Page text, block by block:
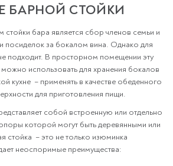
БАРНОЙ СТОЙКИ
бара является сбор членов семьи и
посиделок за бокалом вина. Однако для
подходит. В просторном помещении эту
можно использовать для хранения бокалов
кухне – применять в качестве обеденного
для приготовления пищи.
собой встроенную или отдельно
которой могут быть деревянными или
стойка – это не только изюминка
неоспоримые преимущества: